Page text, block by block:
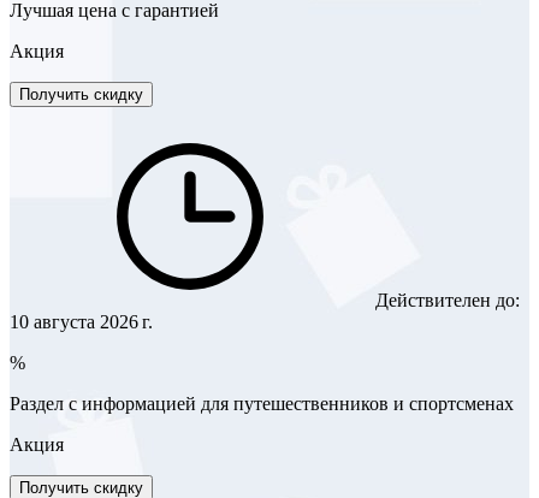
Лучшая цена с гарантией
Акция
Получить скидку
Действителен до:
10 августа 2026 г.
%
Раздел с информацией для путешественников и спортсменах
Акция
Получить скидку